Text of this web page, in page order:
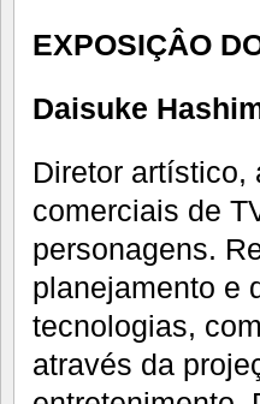
EXPOSIÇÂO
Daisuke
Diretor artístico,
comerciais de
personagens.
planejamento e
tecnologias,
através da